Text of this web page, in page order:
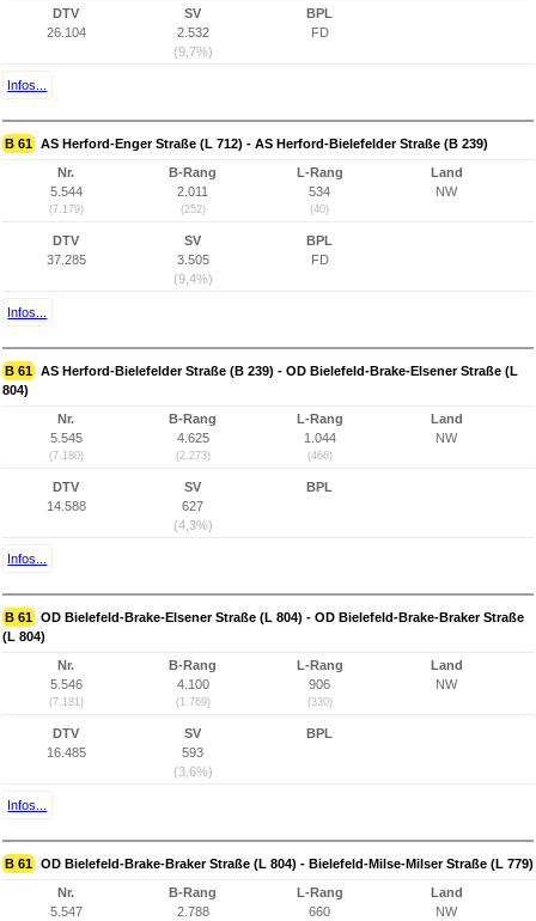
DTV
26.104
SV
2.532
(9,7%)
BPL
FD
Infos...
B 61 AS Herford-Enger Straße (L 712) - AS Herford-Bielefelder Straße (B 239)
Nr.
5.544
(7.179)
B-Rang
2.011
(252)
L-Rang
534
(40)
Land
NW
DTV
37.285
SV
3.505
(9,4%)
BPL
FD
Infos...
B 61 AS Herford-Bielefelder Straße (B 239) - OD Bielefeld-Brake-Elsener Straße (L
804)
Nr.
5.545
(7.180)
B-Rang
4.625
(2.273)
L-Rang
1.044
(466)
Land
NW
DTV
14.588
SV
627
(4,3%)
BPL
Infos...
B 61 OD Bielefeld-Brake-Elsener Straße (L 804) - OD Bielefeld-Brake-Braker Straße
(L 804)
Nr.
5.546
(7.181)
B-Rang
4.100
(1.769)
L-Rang
906
(330)
Land
NW
DTV
16.485
SV
593
(3,6%)
BPL
Infos...
B 61 OD Bielefeld-Brake-Braker Straße (L 804) - Bielefeld-Milse-Milser Straße (L 779)
Nr.
5.547
B-Rang
2.788
L-Rang
660
Land
NW